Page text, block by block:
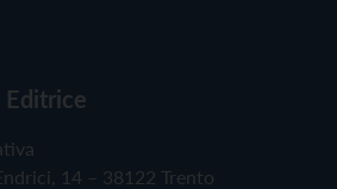
Editrice
14 – 38122 Trento